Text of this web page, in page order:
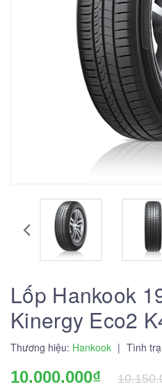
Lốp Hankook
Kinergy Eco2
Thương hiệu: Hankook | Tình
10.000.000₫